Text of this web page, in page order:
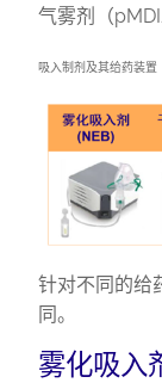
气雾剂（
吸入制剂及其给药装置
针对不同的给
同。
雾化吸入